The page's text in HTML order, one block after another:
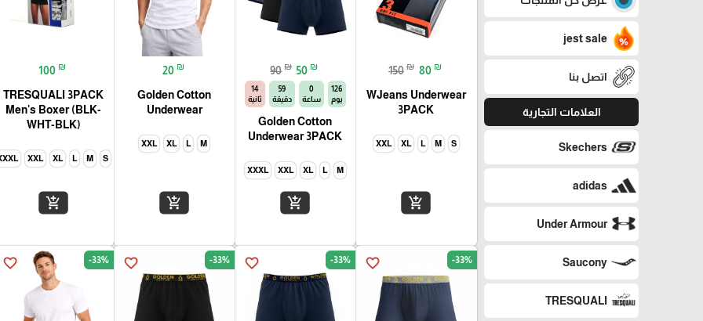
jest sale
اتصل بنا
العلامات التجارية
Skechers
adidas
Under Armour
Saucony
TRESQUALI
150 ₪ 80 ₪
WJeans Underwear
3PACK
S
M
L
XL
XXL
add_shopping_cart
90 ₪ 50 ₪
126
يوم
0
ساعة
59
دقيقة
14
ثانية
Golden Cotton
Underwear 3PACK
M
L
XL
XXL
XXXL
add_shopping_cart
20 ₪
Golden Cotton
Underwear
M
L
XL
XXL
add_shopping_cart
100 ₪
TRESQUALI 3PACK
Men's Boxer (BLK-
WHT-BLK)
S
M
L
XL
XXL
add_shopping_cart
favorite_border -33%
favorite_border -33%
favorite_border -33%
favorite_border -33%